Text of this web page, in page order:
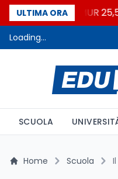
ULTIMA ORA
Università: dal MUR
Loading...
SCUOLA
Home Scuola